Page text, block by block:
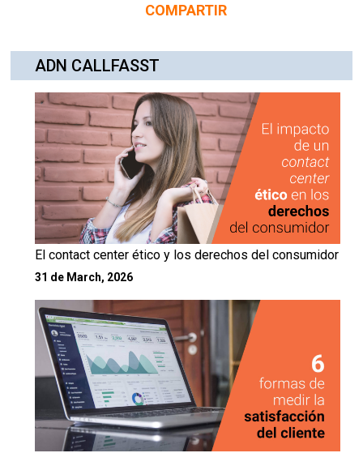
COMPARTIR
ADN CALLFASST
El contact center ético y los derechos del consumidor
31 de March, 2026